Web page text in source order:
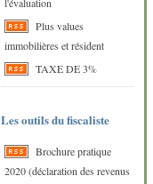
Plus values
immobilières et résident
TAXE DE 3%
Les outils du fiscaliste
Brochure pratique
2020 (déclaration des revenus